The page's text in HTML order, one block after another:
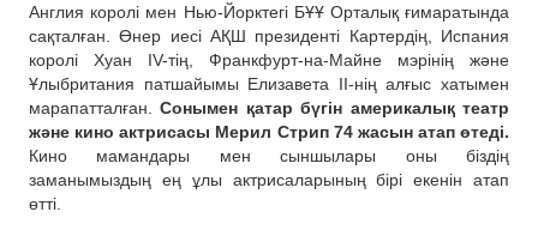
Англия королі мен Нью-Йорктегі БҰҰ Орталық ғимаратында
сақталған. Өнер иесі АҚШ президенті Картердің, Испания
королі Хуан IV-тің, Франкфурт-на-Майне мэрінің және
Ұлыбритания патшайымы Елизавета II-нің алғыс хатымен
марапатталған.Сонымен қатар бүгін америкалық театр
және кино актрисасы Мерил Стрип 74 жасын атап өтеді.
Кино мамандары мен сыншылары оны біздің
заманымыздың ең ұлы актрисаларының бірі екенін атап
өтті.